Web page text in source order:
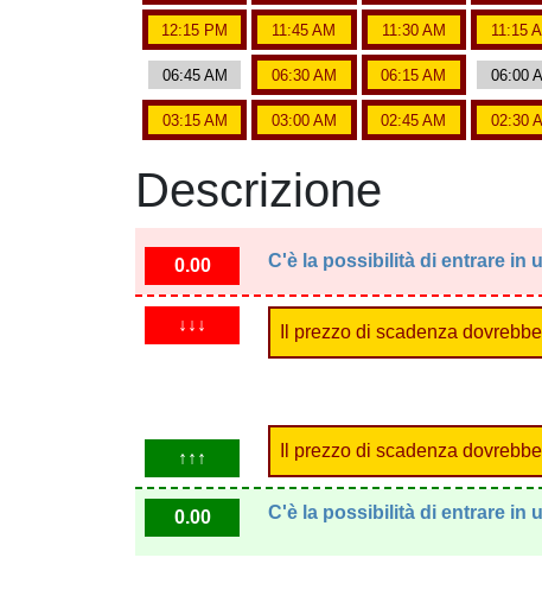
12:15 PM 11:45 AM 11:30 AM 11:15
06:45 AM 06:30 AM 06:15 AM 06:00
03:15 AM 03:00 AM 02:45 AM 02:30
Descrizione
0.00 C'è la possibilità di entrare in
↓↓↓ Il prezzo di scadenza
↑↑↑ Il prezzo di scadenza
0.00 C'è la possibilità di entrare in